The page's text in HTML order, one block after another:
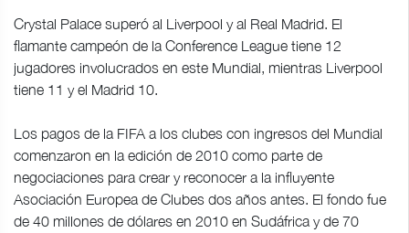
Crystal Palace superó al Liverpool y al Real Madrid. El
flamante campeón de la Conference League tiene 12
jugadores involucrados en este Mundial, mientras Liverpool
tiene 11 y el Madrid 10.
Los pagos de la FIFA a los clubes con ingresos del Mundial
comenzaron en la edición de 2010 como parte de
negociaciones para crear y reconocer a la influyente
Asociación Europea de Clubes dos años antes. El fondo fue
de 40 millones de dólares en 2010 en Sudáfrica y de 70